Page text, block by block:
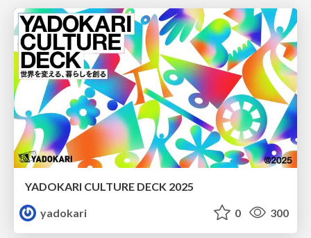
YADOKARI CULTURE DECK 2025
yadokari
0 300